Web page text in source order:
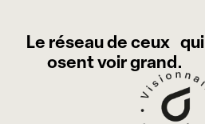
Le réseau de ceux qui
osent voir grand.